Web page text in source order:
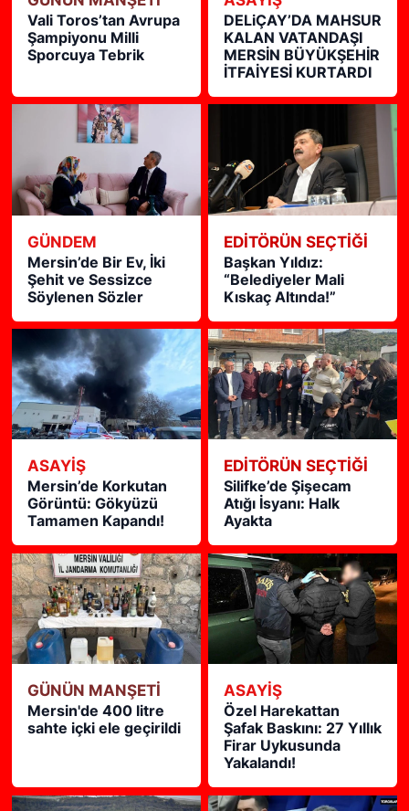
Vali Toros’tan Avrupa
Şampiyonu Milli
Sporcuya Tebrik
DELiÇAY’DA MAHSUR
KALAN VATANDAŞI
MERSİN BÜYÜKŞEHİR
İTFAİYESİ KURTARDI
GÜNDEM
Mersin’de Bir Ev, İki
Şehit ve Sessizce
Söylenen Sözler
EDITÖRÜN SEÇTIĞI
Başkan Yıldız:
“Belediyeler Mali
Kıskaç Altında!”
ASAYİŞ
Mersin’de Korkutan
Görüntü: Gökyüzü
Tamamen Kapandı!
EDITÖRÜN SEÇTIĞI
Silifke’de Şişecam
Atığı İsyanı: Halk
Ayakta
GÜNÜN MANŞETİ
Mersin'de 400 litre
sahte içki ele geçirildi
ASAYİŞ
Özel Harekattan
Şafak Baskını: 27 Yıllık
Firar Uykusunda
Yakalandı!